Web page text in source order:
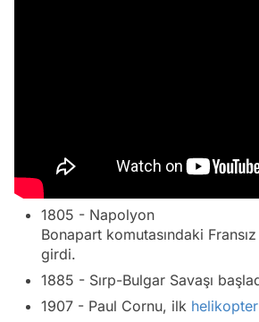
1805 - Napolyon
Bonapart komutasındaki
girdi.
1885 - Sırp-Bulgar Savaşı
1907 - Paul Cornu, ilk helikopter